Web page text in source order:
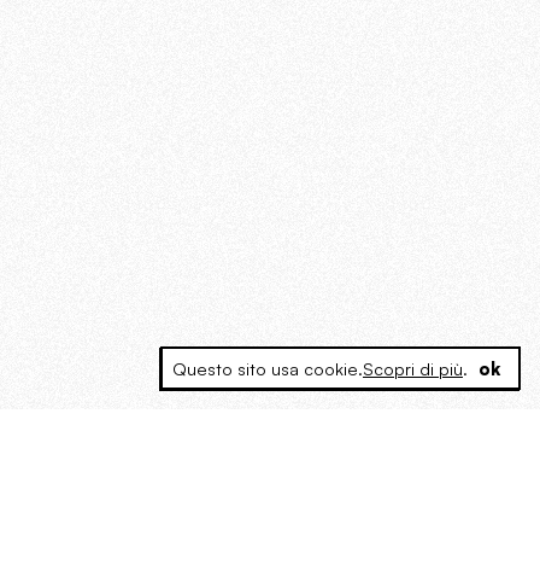
Questo sito usa cookie.Scopri di più. ok